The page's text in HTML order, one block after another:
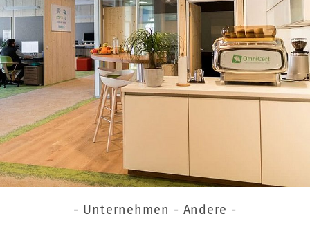
- Unternehmen - Andere -